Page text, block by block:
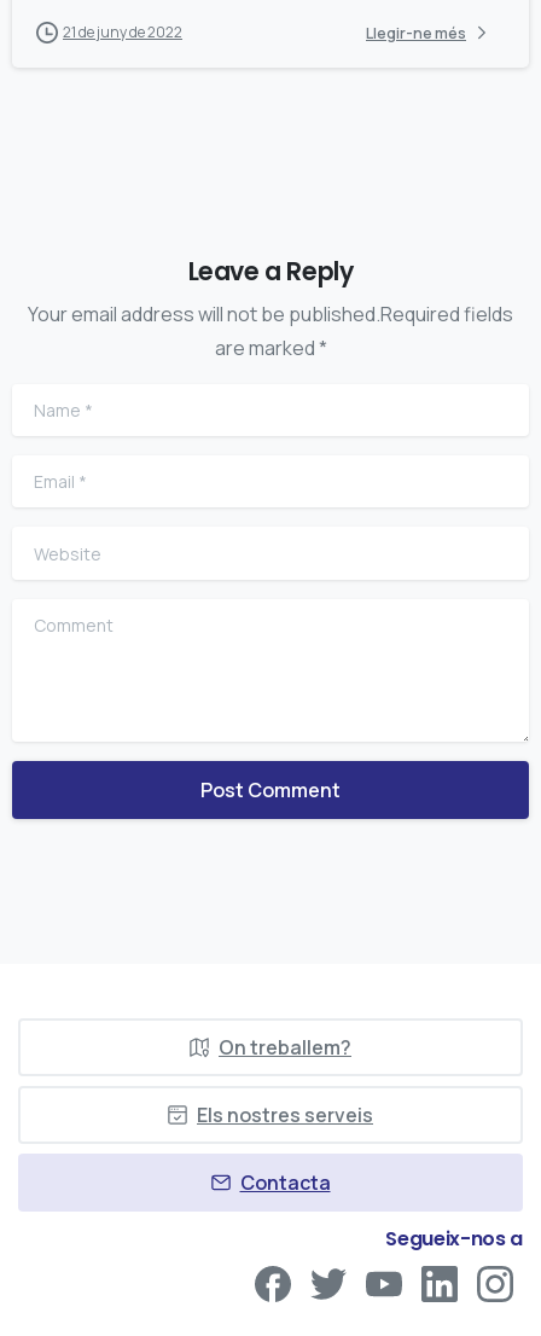
21 de juny de 2022 Llegir-ne més
Leave a Reply
Your email address will not be published.Required fields
are marked *
Name
Email
Website
Comment
On treballem?
Els nostres serveis
Contacta
Segueix-nos a